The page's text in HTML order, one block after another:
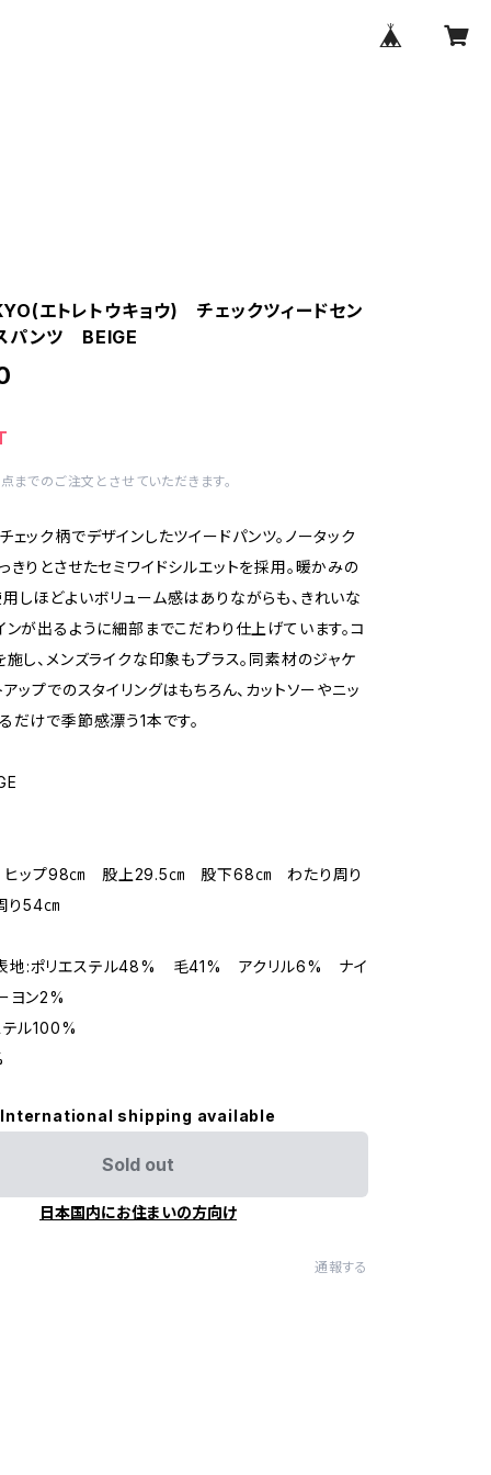
エトレトウキョウ) チェックツィードセン
パンツ BEIGE
までのご注文とさせていただきます。
ェック柄でデザインしたツイードパンツ。ノータック
きりとさせたセミワイドシルエットを採用。暖かみの
しほどよいボリューム感はありながらも、きれいな
ンが出るように細部までこだわり仕上げています。コ
施し、メンズライクな印象もプラス。同素材のジャケ
アップでのスタイリングはもちろん、カットソーやニッ
だけで季節感漂う1本です。
ヒップ98㎝ 股上29.5㎝ 股下68㎝ わたり周り
54㎝
地:ポリエステル48% 毛41% アクリル6% ナイ
ヨン2%
テル100%
International shipping available
Sold out
日本国内にお住まいの方向け
通報する